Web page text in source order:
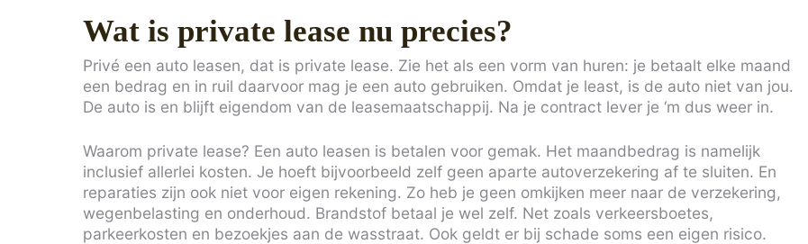
Wat is private lease nu precies?
Privé een auto leasen, dat is private lease. Zie het als een vorm van huren: je betaalt elke maand
een bedrag en in ruil daarvoor mag je een auto gebruiken. Omdat je least, is de auto niet van jou.
De auto is en blijft eigendom van de leasemaatschappij. Na je contract lever je ‘m dus weer in.
Waarom private lease? Een auto leasen is betalen voor gemak. Het maandbedrag is namelijk
inclusief allerlei kosten. Je hoeft bijvoorbeeld zelf geen aparte autoverzekering af te sluiten. En
reparaties zijn ook niet voor eigen rekening. Zo heb je geen omkijken meer naar de verzekering,
wegenbelasting en onderhoud. Brandstof betaal je wel zelf. Net zoals verkeersboetes,
parkeerkosten en bezoekjes aan de wasstraat. Ook geldt er bij schade soms een eigen risico.